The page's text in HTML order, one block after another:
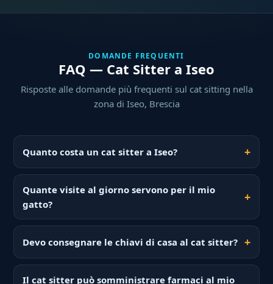
DOMANDE FREQUENTI
FAQ — Cat Sitter a Iseo
Risposte alle domande più frequenti sul cat sitting nella
zona di Iseo, Brescia
Quanto costa un cat sitter a Iseo?
Quante visite al giorno servono per il mio
gatto?
Devo consegnare le chiavi di casa al cat sitter?
Il cat sitter può somministrare farmaci al mio